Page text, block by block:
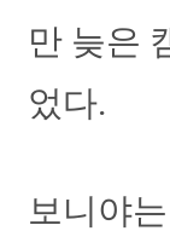
만 늦은
었다.
보니야